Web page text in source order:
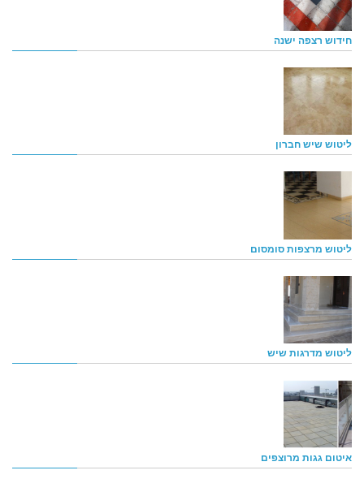
חידוש רצפה ישנה
ליטוש שיש חברון
ליטוש מרצפות סומסום
ליטוש מדרגות שיש
איטום גגות מרוצפים